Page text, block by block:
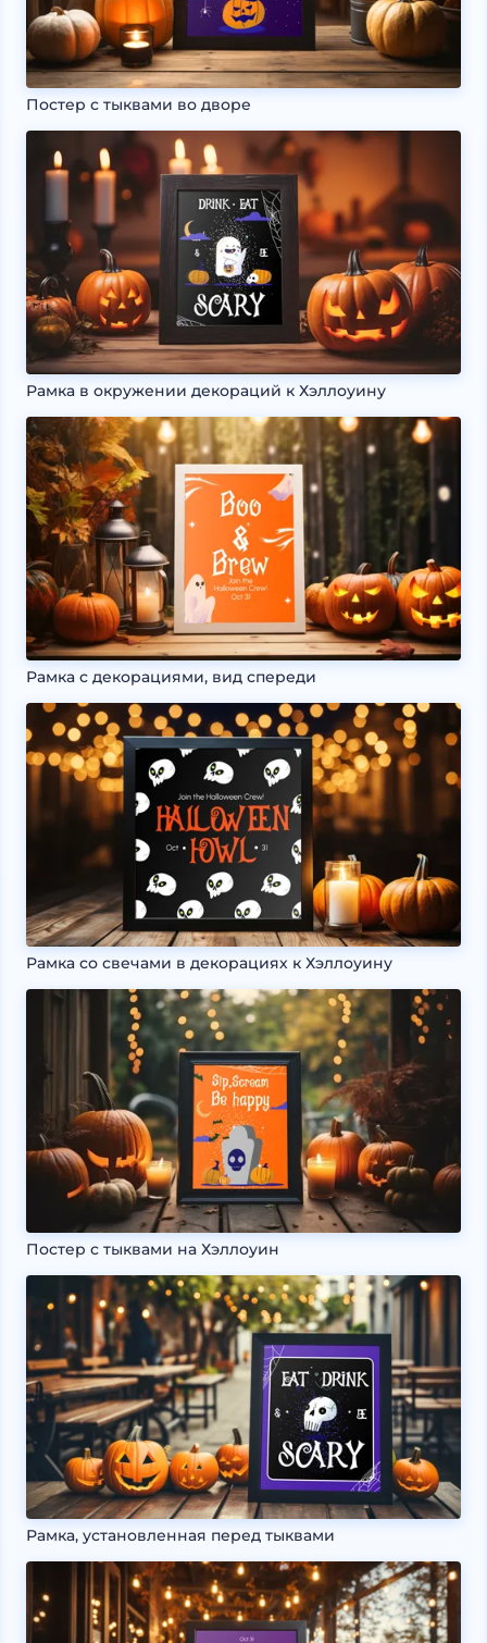
Постер с тыквами во дворе
Рамка в окружении декораций к Хэллоуину
Рамка с декорациями, вид спереди
Рамка со свечами в декорациях к Хэллоуину
Постер с тыквами на Хэллоуин
Рамка, установленная перед тыквами